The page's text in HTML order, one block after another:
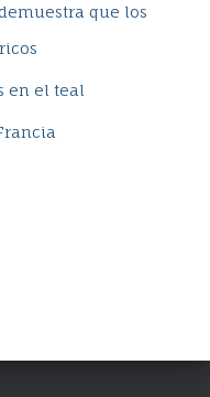
que los
en el teal